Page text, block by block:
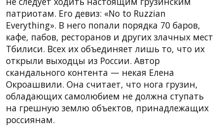
патриотам. Его девиз: «No to Ruzzian
Everything». В него попали порядка 70 баров,
кафе, пабов, ресторанов и других злачных мест
Тбилиси. Всех их объединяет лишь то, что их
открыли выходцы из России. Автор
скандального контента — некая Елена
Окроашвили. Она считает, что нога грузин,
обладающих самолюбием не должна ступать
на грешную землю объектов, принадлежащих
россиянам.